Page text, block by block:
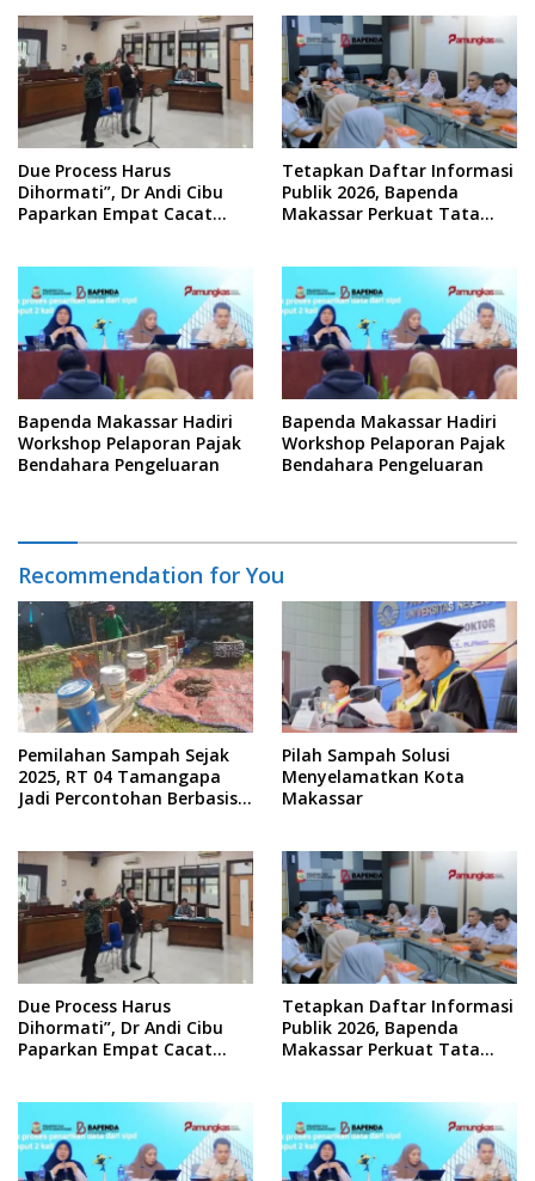
Due Process Harus
Dihormati”, Dr Andi Cibu
Paparkan Empat Cacat
Tetapkan Daftar Informasi
Publik 2026, Bapenda
Makassar Perkuat Tata
Bapenda Makassar Hadiri
Workshop Pelaporan Pajak
Bendahara Pengeluaran
Bapenda Makassar Hadiri
Workshop Pelaporan Pajak
Bendahara Pengeluaran
Recommendation for You
Pemilahan Sampah Sejak
2025, RT 04 Tamangapa
Jadi Percontohan Berbasis
Pilah Sampah Solusi
Menyelamatkan Kota
Makassar
Due Process Harus
Dihormati”, Dr Andi Cibu
Paparkan Empat Cacat
Tetapkan Daftar Informasi
Publik 2026, Bapenda
Makassar Perkuat Tata